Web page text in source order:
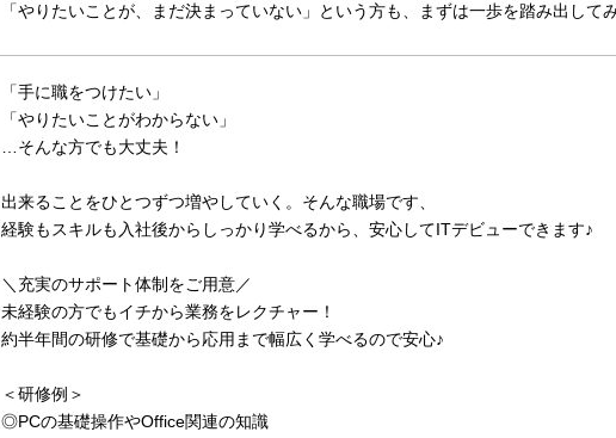
「やりたいことが、まだ決まっていない」という方も、まずは一歩を踏み出して
「手に職をつけたい」
「やりたいことがわからない」
…そんな方でも大丈夫！
出来ることをひとつずつ増やしていく。そんな職場です、
経験もスキルも入社後からしっかり学べるから、安心してITデビューできます♪
＼充実のサポート体制をご用意／
未経験の方でもイチから業務をレクチャー！
約半年間の研修で基礎から応用まで幅広く学べるので安心♪
＜研修例＞
◎PCの基礎操作やOffice関連の知識